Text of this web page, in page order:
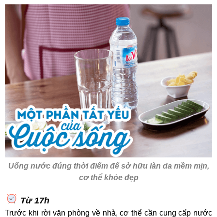
Uống nước đúng thời điểm để sở hữu làn da mềm mịn,
cơ thể khỏe đẹp
Từ 17h
Trước khi rời văn phòng về nhà, cơ thể cần cung cấp nước